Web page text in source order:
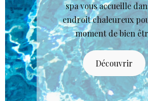
spa vous accueille
endroit chaleureux
moment de bien
Découvrir